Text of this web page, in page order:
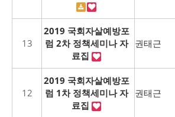
13
2019 국회자살예방포
럼 2차 정책세미나 자
료집
권태근
12
2019 국회자살예방포
럼 1차 정책세미나 자
료집
권태근